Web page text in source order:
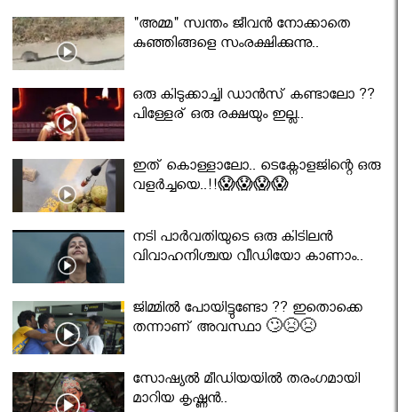
"അമ്മ" സ്വന്തം ജീവൻ നോക്കാതെ
കുഞ്ഞിങ്ങളെ സംരക്ഷിക്കുന്നു..
ഒരു കിടുക്കാച്ചി ഡാൻസ് കണ്ടാലോ ??
പിള്ളേര് ഒരു രക്ഷയും ഇല്ല..
ഇത് കൊള്ളാലോ.. ടെക്നോളജിന്റെ ഒരു
വളർച്ചയെ..!!😱😱😱😱
നടി പാർവതിയുടെ ഒരു കിടിലൻ
വിവാഹനിശ്ചയ വീഡിയോ കാണാം..
ജിമ്മിൽ പോയിട്ടുണ്ടോ ?? ഇതൊക്കെ
തന്നാണ് അവസ്ഥാ 🙄😣😣
സോഷ്യൽ മീഡിയയിൽ തരംഗമായി
മാറിയ കൃഷ്ണൻ..